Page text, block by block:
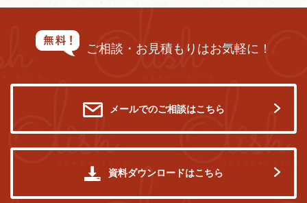
ご相談・お見積もりはお気軽に！
メールでのご相談はこちら
資料ダウンロードはこちら